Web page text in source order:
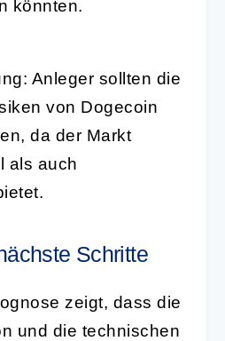
könnten.
Anleger sollten die
von Dogecoin
da der Markt
als auch
Schritte
zeigt, dass die
und die technischen